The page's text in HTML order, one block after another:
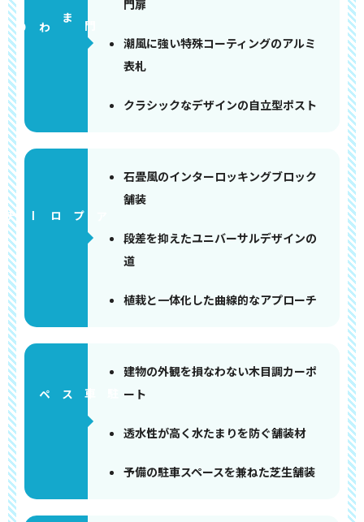
門まわり
門扉
潮風に強い特殊コーティングのアルミ
表札
クラシックなデザインの自立型ポスト
アプローチ
石畳風のインターロッキングブロック
舗装
段差を抑えたユニバーサルデザインの
道
植栽と一体化した曲線的なアプローチ
建物の外観を損なわない木目調カーポ
ート
透水性が高く水たまりを防ぐ舗装材
予備の駐車スペースを兼ねた芝生舗装